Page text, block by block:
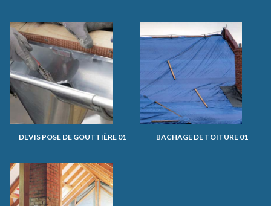
DEVIS POSE DE GOUTTIÈRE 01 BÂCHAGE DE TOITURE 01